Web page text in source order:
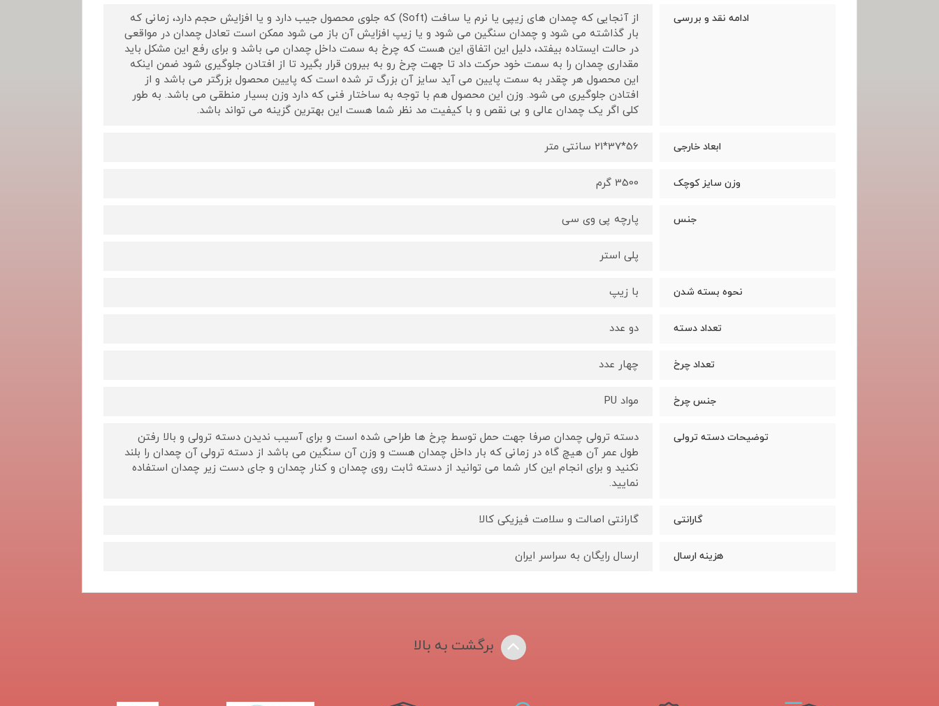
ادامه نقد و بررسی
از آنجایی که چمدان های زیپی یا نرم یا سافت (Soft) که جلوی محصول جیب دارد و یا افزایش حجم دارد، زمانی که
بار گذاشته می شود و چمدان سنگین می شود و یا زیپ افزایش آن باز می شود ممکن است تعادل چمدان در مواقعی
در حالت ایستاده بیفتد، دلیل این اتفاق این هست که چرخ به سمت داخل چمدان می باشد و برای رفع این مشکل باید
مقداری چمدان را به سمت خود حرکت داد تا جهت چرخ رو به بیرون قرار بگیرد تا از افتادن جلوگیری شود ضمن اینکه
این محصول هر چقدر به سمت پایین می آید سایز آن بزرگ تر شده است که پایین محصول بزرگتر می باشد و از
افتادن جلوگیری می شود. وزن این محصول هم با توجه به ساختار فنی که دارد وزن بسیار منطقی می باشد. به طور
کلی اگر یک چمدان عالی و بی نقص و با کیفیت مد نظر شما هست این بهترین گزینه می تواند باشد.
ابعاد خارجی 56*37*21 سانتی متر
وزن سایز کوچک 3500 گرم
جنس پارچه پی وی سی
پلی استر
نحوه بسته شدن با زیپ
تعداد دسته دو عدد
تعداد چرخ چهار عدد
جنس چرخ مواد PU
توضیحات دسته ترولی
دسته ترولی چمدان صرفا جهت حمل توسط چرخ ها طراحی شده است و برای آسیب ندیدن دسته ترولی و بالا رفتن
طول عمر آن هیچ گاه در زمانی که بار داخل چمدان هست و وزن آن سنگین می باشد از دسته ترولی آن چمدان را بلند
نکنید و برای انجام این کار شما می توانید از دسته ثابت روی چمدان و کنار چمدان و جای دست زیر چمدان استفاده
نمایید.
گارانتی گارانتی اصالت و سلامت فیزیکی کالا
هزینه ارسال ارسال رایگان به سراسر ایران
برگشت به بالا